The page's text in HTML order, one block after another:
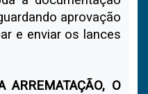
aprovação
e enviar os lances
ARREMATAÇÃO, O